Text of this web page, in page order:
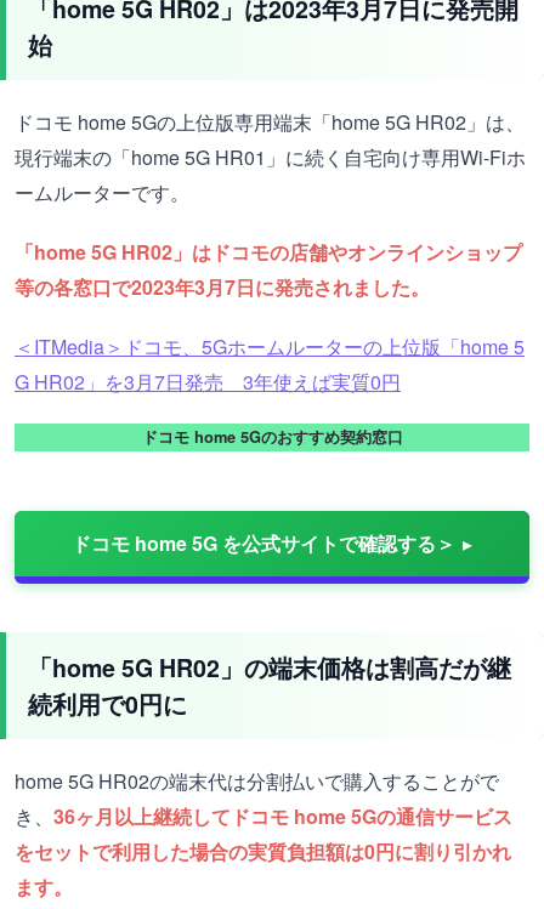
「home 5G HR02」は2023年3月7日に発売開
始
ドコモ home 5Gの上位版専用端末「home 5G HR02」は、
現行端末の「home 5G HR01」に続く自宅向け専用Wi-Fiホ
ームルーターです。
「home 5G HR02」はドコモの店舗やオンラインショップ
等の各窓口で2023年3月7日に発売されました。
＜ITMedia＞ドコモ、5Gホームルーターの上位版「home 5
G HR02」を3月7日発売 3年使えば実質0円
ドコモ home 5Gのおすすめ契約窓口
ドコモ home 5G を公式サイトで確認する＞
「home 5G HR02」の端末価格は割高だが継
続利用で0円に
home 5G HR02の端末代は分割払いで購入することがで
き、 36ヶ月以上継続してドコモ home 5Gの通信サービス
をセットで利用した場合の実質負担額は0円に割り引かれ
ます。